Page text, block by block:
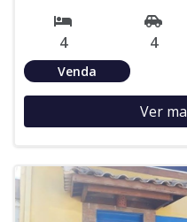
4 4
Venda
Ver